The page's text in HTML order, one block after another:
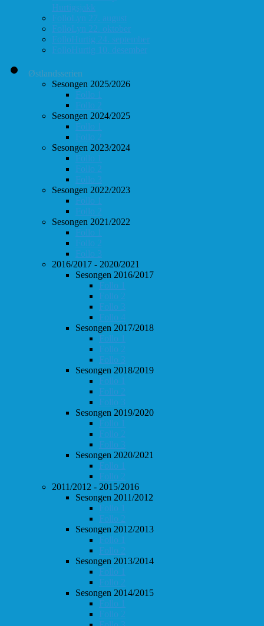
Hurtigsjakk
FolloLyn 27. august
FolloLyn 22. oktober
FolloHurtig 24. september
FolloHurtig 10. desember
Østlandsserien
Sesongen 2025/2026
Follo 1
Follo 2
Sesongen 2024/2025
Follo 1
Follo 2
Sesongen 2023/2024
Follo 1
Follo 2
Follo 3
Sesongen 2022/2023
Follo 1
Follo 2
Sesongen 2021/2022
Follo 1
Follo 2
Follo 3
2016/2017 - 2020/2021
Sesongen 2016/2017
Follo 1
Follo 2
Follo 3
Follo 4
Sesongen 2017/2018
Follo 1
Follo 2
Follo 3
Sesongen 2018/2019
Follo 1
Follo 2
Follo 3
Sesongen 2019/2020
Follo 1
Follo 2
Follo 3
Sesongen 2020/2021
Follo 1
Follo 2
2011/2012 - 2015/2016
Sesongen 2011/2012
Follo 1
Follo 2
Sesongen 2012/2013
Follo 1
Follo 2
Sesongen 2013/2014
Follo 1
Follo 2
Sesongen 2014/2015
Follo 1
Follo 2